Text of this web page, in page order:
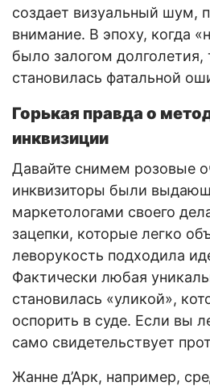
создает визуальный шум,
внимание. В эпоху, когда
было залогом долголетия,
становилась фатальной
Горькая правда о
инквизиции
Давайте снимем розовые
инквизиторы были
маркетологами своего
зацепки, которые легко
леворукость подходила
Фактически любая
становилась «уликой»,
оспорить в суде. Если вы
само свидетельствует
Жанне д’Арк, например,